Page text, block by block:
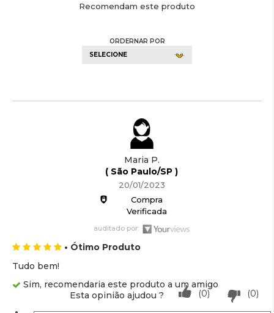
Recomendam este produto
ORDERNAR POR
SELECIONE
Maria P.
( São Paulo/SP )
20/01/2023
Compra
Verificada
auditado por:
• Ótimo Produto
Tudo bem!
Sim, recomendaria este produto a um amigo
(0)
(0)
Esta opinião ajudou ?